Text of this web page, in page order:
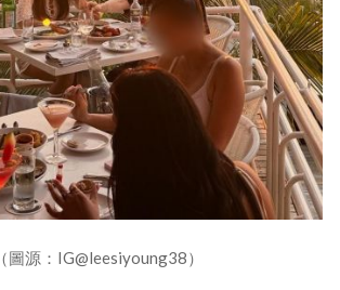
（圖源：IG@leesiyoung38）